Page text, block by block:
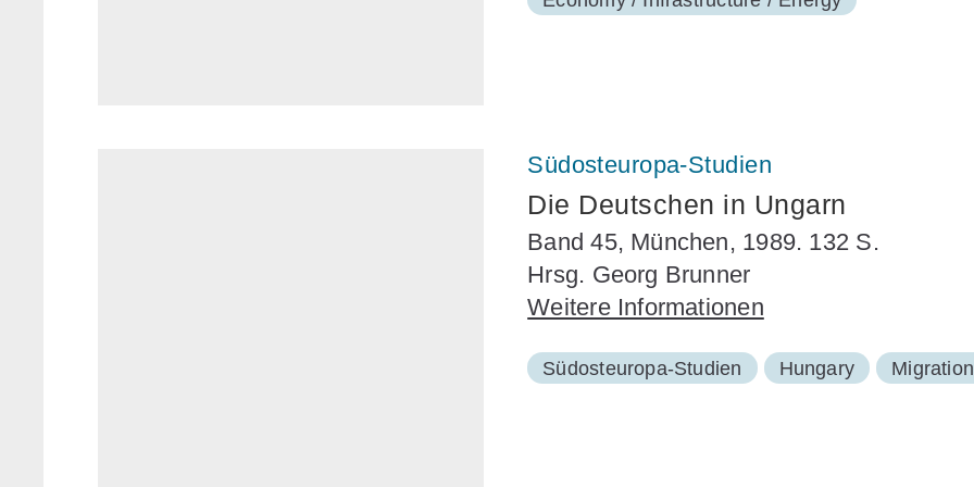
Südosteuropa-Studien
Die Deutschen in Ungarn
Band 45, München, 1989. 132 S.
Hrsg. Georg Brunner
Weitere Informationen
Südosteuropa-Studien Hungary